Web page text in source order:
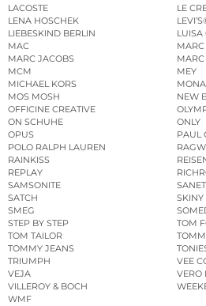
LACOSTE
LE
LENA HOSCHEK
LIEBESKIND BERLIN
LUISA
MAC
MARC JACOBS
MARC
MCM
MEY
MICHAEL KORS
MOS MOSH
NEW
OFFICINE CREATIVE
ON SCHUHE
ONLY
OPUS
PAUL
POLO RALPH LAUREN
RAINKISS
REPLAY
SAMSONITE
SATCH
SKINY
SMEG
STEP BY STEP
TOM
TOM TAILOR
TOMMY JEANS
TRIUMPH
VEE
VEJA
VERO
VILLEROY & BOCH
WMF